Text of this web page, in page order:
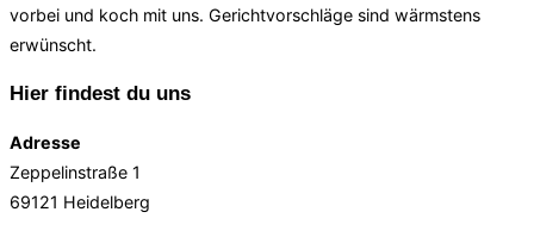
vorbei und koch mit uns. Gerichtvorschläge sind wärmstens
erwünscht.
Hier findest du uns
Adresse
Zeppelinstraße 1
69121 Heidelberg